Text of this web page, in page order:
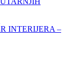
INTERIJERA –